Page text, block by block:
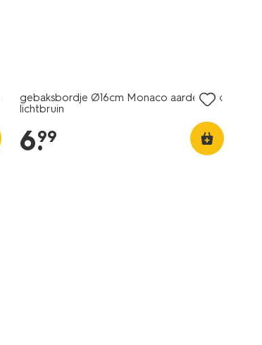
gebaksbordje Ø16cm Monaco aardewerk
lichtbruin
6.
99